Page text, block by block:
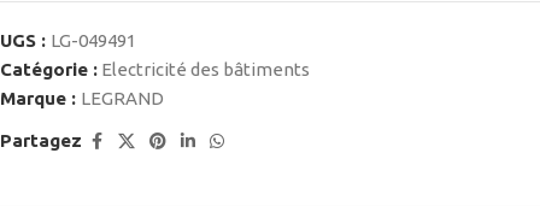
UGS : LG-049491
Catégorie : Electricité des bâtiments
Marque : LEGRAND
Partagez